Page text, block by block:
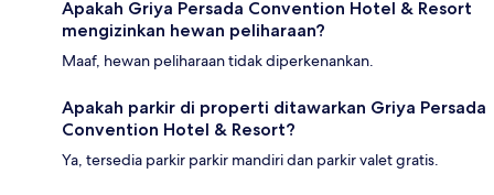
Apakah Griya Persada Convention Hotel & Resort
mengizinkan hewan peliharaan?
Maaf, hewan peliharaan tidak diperkenankan.
Apakah parkir di properti ditawarkan Griya Persada
Convention Hotel & Resort?
Ya, tersedia parkir parkir mandiri dan parkir valet gratis.